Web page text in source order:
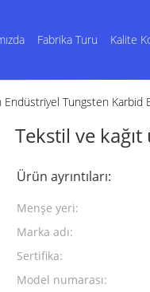
Fabrika Turu Kalite
Endüstriyel Tungsten Karbid
Tekstil ve
Ürün ayrıntıları:
Menşe yeri:
Marka adı:
Sertifika:
Model numarası: